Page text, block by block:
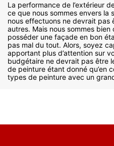
La performance de l’extérieur
ce que nous sommes envers la
nous effectuons ne devrait pas
autres. Mais nous sommes
posséder une façade en bon
pas mal du tout. Alors, soyez
apportant plus d’attention sur
budgétaire ne devrait pas être
de peinture étant donné qu’en
types de peinture avec un